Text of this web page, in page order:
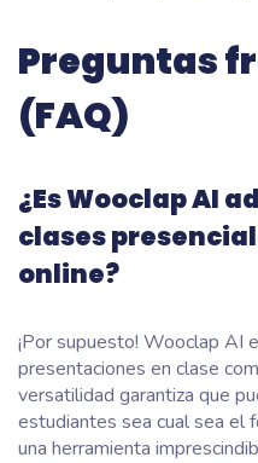
Preguntas
(FAQ)
¿Es Wooclap AI
clases
online?
¡Por supuesto! Wooclap AI
presentaciones en clase
versatilidad garantiza que
estudiantes sea cual sea el
una herramienta